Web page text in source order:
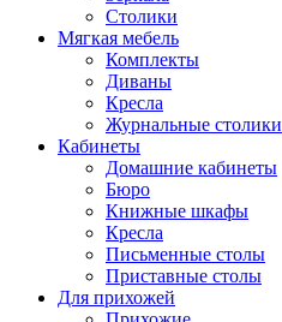
Столики
Мягкая мебель
Комплекты
Диваны
Кресла
Журнальные столики
Кабинеты
Домашние кабинеты
Бюро
Книжные шкафы
Кресла
Письменные столы
Приставные столы
Для прихожей